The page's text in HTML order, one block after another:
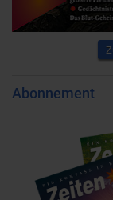
Abonnement